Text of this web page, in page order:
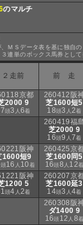
のマルチ
ＭＳデータ表を基に独自
連単のボックス馬券とし
２走前 前 走
京都
2000 9
頭3 人6着
260412阪
芝1600短5
18頭3 人2着
260419福
芝2000 9
16頭9 人 7着
阪神
1600短9
頭16 人 10 着
260425京
芝1600同5
16頭8 人 12
阪神
1200 5
頭4 人2着
260207京
芝1600延3
14頭3 人4着
260308阪
ダ1400 9
16頭 12 人 8